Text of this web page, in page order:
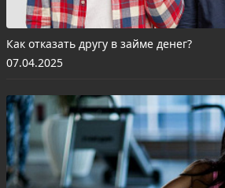
Как отказать другу в займе денег?
07.04.2025